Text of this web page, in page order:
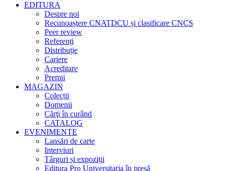
EDITURA
Despre noi
Recunoaștere CNATDCU și clasificare CNCS
Peer review
Referenți
Distribuție
Cariere
Acreditare
Premii
MAGAZIN
Colecții
Domenii
Cărţi în curând
CATALOG
EVENIMENTE
Lansări de carte
Interviuri
Târguri și expoziții
Editura Pro Universitaria în presă